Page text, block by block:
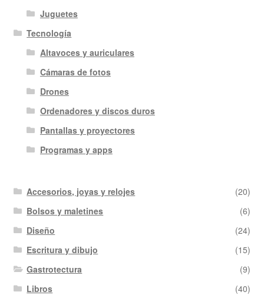
Juguetes
Tecnología
Altavoces y auriculares
Cámaras de fotos
Drones
Ordenadores y discos duros
Pantallas y proyectores
Programas y apps
Accesorios, joyas y relojes
(20)
Bolsos y maletines
(6)
Diseño
(24)
Escritura y dibujo
(15)
Gastrotectura
(9)
Libros
(40)